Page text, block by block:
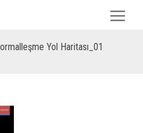
Yol Haritası_01